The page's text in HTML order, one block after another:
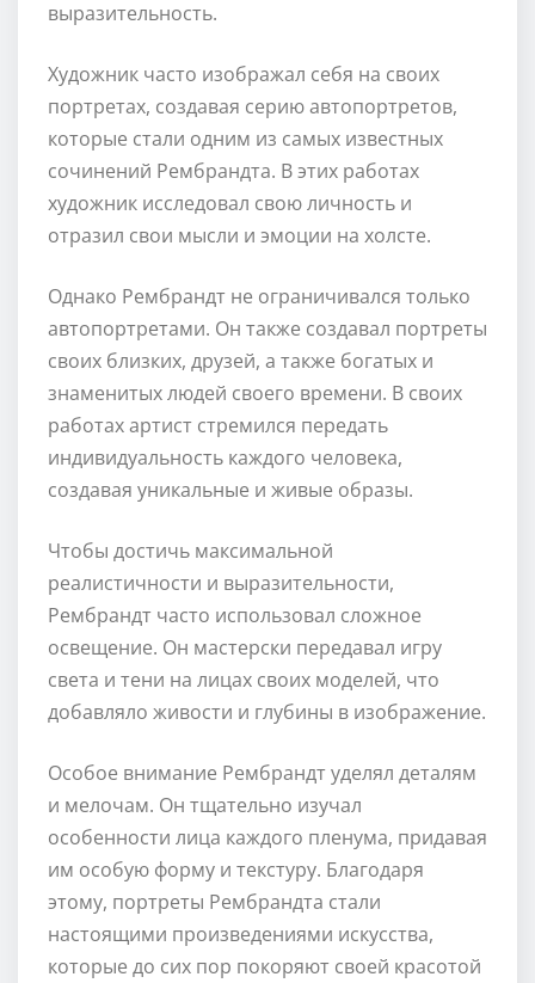
выразительность.
Художник часто изображал себя на своих
портретах, создавая серию автопортретов,
которые стали одним из самых известных
сочинений Рембрандта. В этих работах
художник исследовал свою личность и
отразил свои мысли и эмоции на холсте.
Однако Рембрандт не ограничивался только
автопортретами. Он также создавал портреты
своих близких, друзей, а также богатых и
знаменитых людей своего времени. В своих
работах артист стремился передать
индивидуальность каждого человека,
создавая уникальные и живые образы.
Чтобы достичь максимальной
реалистичности и выразительности,
Рембрандт часто использовал сложное
освещение. Он мастерски передавал игру
света и тени на лицах своих моделей, что
добавляло живости и глубины в изображение.
Особое внимание Рембрандт уделял деталям
и мелочам. Он тщательно изучал
особенности лица каждого пленума, придавая
им особую форму и текстуру. Благодаря
этому, портреты Рембрандта стали
настоящими произведениями искусства,
которые до сих пор покоряют своей красотой